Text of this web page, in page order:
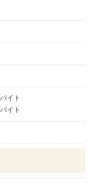
いよう、適切に安全管
結果＞
応した当社のサービス
の手続について＞
て頂きます。
イト
イト